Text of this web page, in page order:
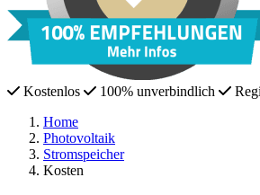
Kostenlos 100% unverbindlich
Home
Photovoltaik
Stromspeicher
Kosten